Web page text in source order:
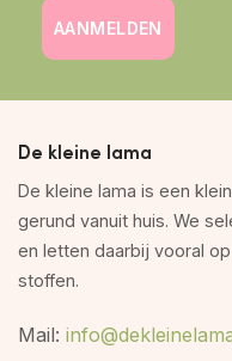
AANMELDEN
De kleine lama
De kleine lama is een
gerund vanuit huis. We
en letten daarbij vooral
stoffen.
Mail: